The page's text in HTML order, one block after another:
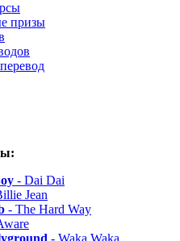
призы
- Dai Dai
Jean
- The Hard Way
- Waka Waka